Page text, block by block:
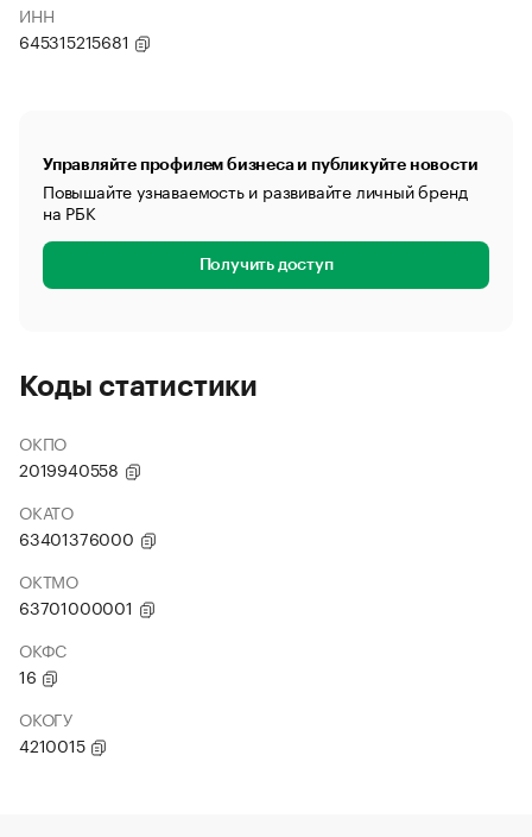
ИНН
645315215681
Управляйте профилем бизнеса и публикуйте новости
Повышайте узнаваемость и развивайте личный бренд
на РБК
Получить доступ
Коды статистики
ОКПО
2019940558
ОКАТО
63401376000
ОКТМО
63701000001
ОКФС
16
ОКОГУ
4210015